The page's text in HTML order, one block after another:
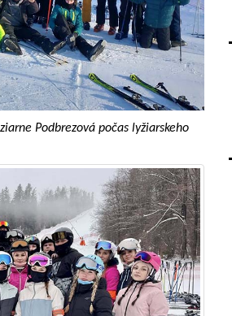
Podbrezová počas lyžiarskeho